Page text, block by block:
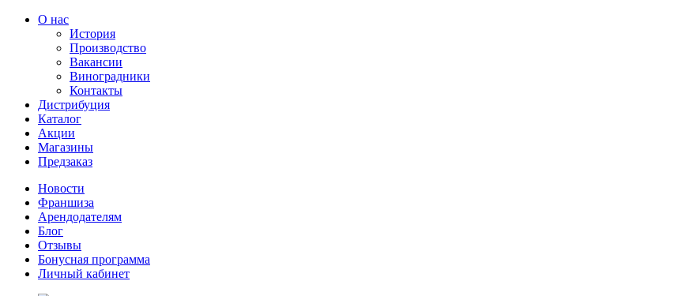
О нас
История
Производство
Вакансии
Виноградники
Контакты
Дистрибуция
Каталог
Акции
Магазины
Предзаказ
Новости
Франшиза
Арендодателям
Блог
Отзывы
Бонусная программа
Личный кабинет